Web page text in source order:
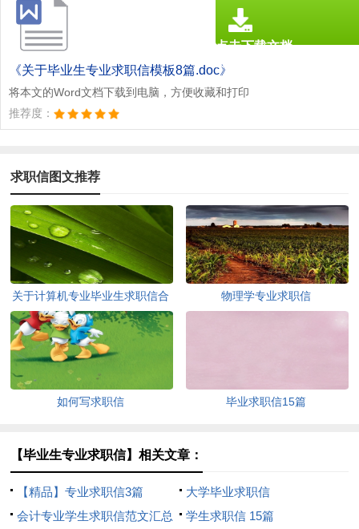
《关于毕业生专业求职信模板8篇.doc》
将本文的Word文档下载到电脑，方便收藏和打印
推荐度：
点击下载文档
文档为doc格式
求职信图文推荐
关于计算机专业毕业生求职信合
集四篇
物理学专业求职信
如何写求职信 毕业求职信15篇
【毕业生专业求职信】相关文章：
【精品】专业求职信3篇
大学毕业求职信
会计专业学生求职信范文汇总
学生求职信 15篇